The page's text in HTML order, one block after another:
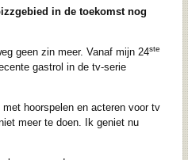
in de toekomst nog
geen zin meer. Vanaf mijn 24ste
gastrol in de tv-serie
hoorspelen en acteren voor tv
meer te doen. Ik geniet nu